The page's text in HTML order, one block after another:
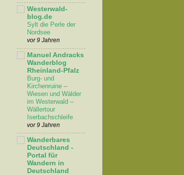
Westerwald-
blog.de
Sylt die Perle der
Nordsee
vor 9 Jahren
Manuel Andracks
Wanderblog
Rheinland-Pfalz
Burg- und
Kirchenruine –
Wiesen und Wälder
im Westerwald –
Wällertour
Iserbachschleife
vor 9 Jahren
Wanderbares
Deutschland -
Portal für
Wandern in
Deutschland